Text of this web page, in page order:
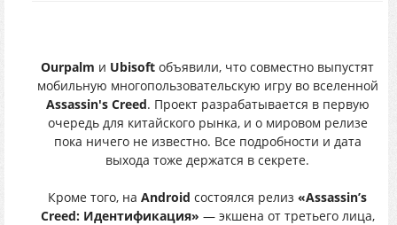
Ourpalm и Ubisoft объявили, что совместно выпустят
мобильную многопользовательскую игру во вселенной
Assassin's Creed. Проект разрабатывается в первую
очередь для китайского рынка, и о мировом релизе
пока ничего не известно. Все подробности и дата
выхода тоже держатся в секрете.
Кроме того, на Android состоялся релиз «Assassin’s
Creed: Идентификация» — экшена от третьего лица,